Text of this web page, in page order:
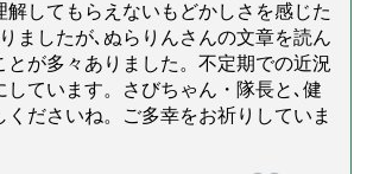
解してもらえないもどかしさを感じた
ましたが､ぬらりんさんの文章を読ん
とが多々ありました。不定期での近況
しています。さびちゃん・隊長と､健
くださいね。ご多幸をお祈りしていま